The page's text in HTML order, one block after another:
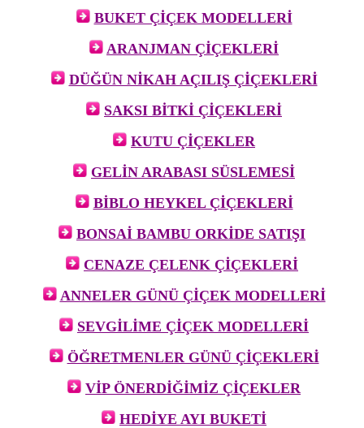
BUKET ÇİÇEK MODELLERİ
ARANJMAN ÇİÇEKLERİ
DÜĞÜN NİKAH AÇILIŞ ÇİÇEKLERİ
SAKSI BİTKİ ÇİÇEKLERİ
KUTU ÇİÇEKLER
GELİN ARABASI SÜSLEMESİ
BİBLO HEYKEL ÇİÇEKLERİ
BONSAİ BAMBU ORKİDE SATIŞI
CENAZE ÇELENK ÇİÇEKLERİ
ANNELER GÜNÜ ÇİÇEK MODELLERİ
SEVGİLİME ÇİÇEK MODELLERİ
ÖĞRETMENLER GÜNÜ ÇİÇEKLERİ
VİP ÖNERDİĞİMİZ ÇİÇEKLER
HEDİYE AYI BUKETİ